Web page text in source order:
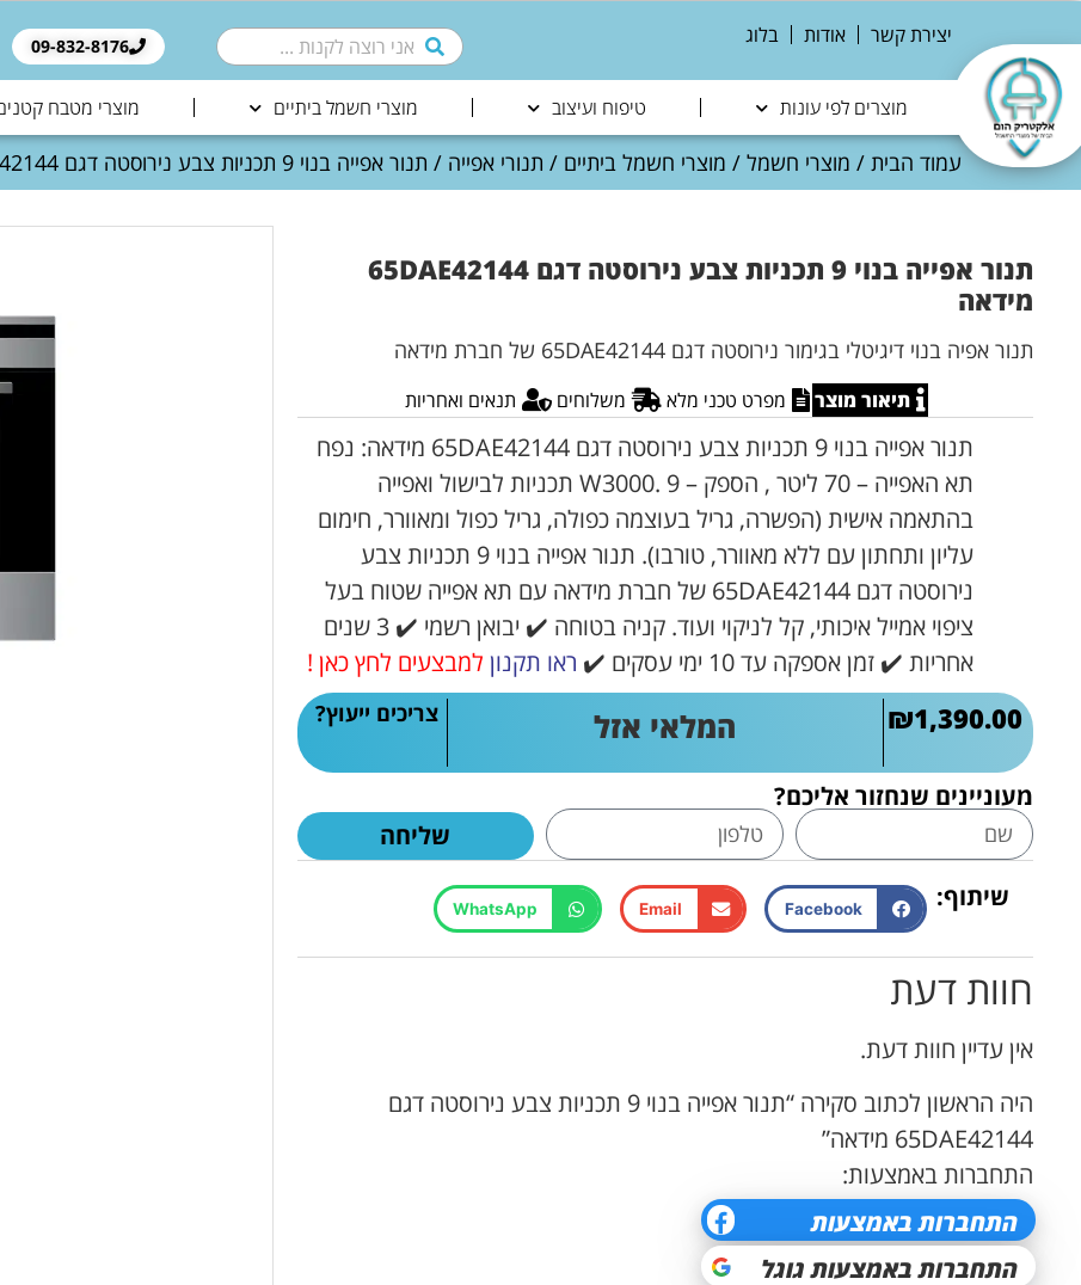
יצירת קשר אודות בלוג 09-832-8176​
מוצרים לפי עונות טיפוח ועיצוב מוצרי חשמל ביתיים מוצרי מטבח
עמוד הבית / מוצרי חשמל / מוצרי חשמל ביתיים / תנורי אפייה / תנור אפייה בנוי 9 תכניות צבע נירוסטה דגם 65DAE42144 מידאה
תנור אפייה בנוי 9 תכניות צבע נירוסטה דגם 65DAE42144
מידאה
תנור אפיה בנוי דיגיטלי בגימור נירוסטה דגם 65DAE42144 של חברת מידאה
תיאור מוצר מפרט טכני מלא משלוחים תנאים ואחריות
תנור אפייה בנוי 9 תכניות צבע נירוסטה דגם 65DAE42144 מידאה: נפח
תא האפייה – 70 ליטר , הספק – W3000. 9 תכניות לבישול ואפייה
בהתאמה אישית (הפשרה, גריל בעוצמה כפולה, גריל כפול ומאוורר, חימום
עליון ותחתון עם ללא מאוורר, טורבו). תנור אפייה בנוי 9 תכניות צבע
נירוסטה דגם 65DAE42144 של חברת מידאה עם תא אפייה שטוח בעל
ציפוי אמייל איכותי, קל לניקוי ועוד. קניה בטוחה ✔️ יבואן רשמי ✔️ 3 שנים
אחריות ✔️ זמן אספקה עד 10 ימי עסקים ✔️
ראו תקנון למבצעים לחץ כאן !
₪1,390.00 המלאי אזל צריכים ייעוץ?
מעוניינים שנחזור אליכם?
שליחה
שיתוף:
Facebook
Email
WhatsApp
חוות דעת
אין עדיין חוות דעת.
היה הראשון לכתוב סקירה “תנור אפייה בנוי 9 תכניות צבע נירוסטה דגם
65DAE42144 מידאה”
התחברות באמצעות: